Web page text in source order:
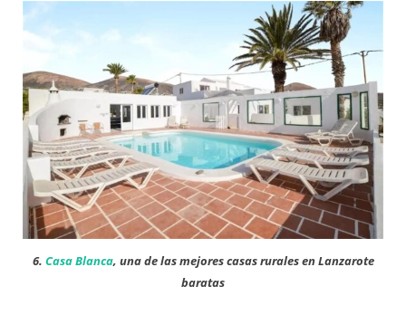
6. Casa Blanca, una de las mejores casas rurales en Lanzarote
baratas